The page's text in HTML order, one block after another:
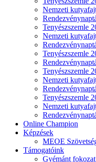
Nemzeti
Tenyészszemle
Nemzeti
Tenyészszemle
Tenyészszemle
Nemzeti
Tenyészszemle
Nemzeti
Online Champion
Képzések
MEOE
Támogatóink
Gyémánt